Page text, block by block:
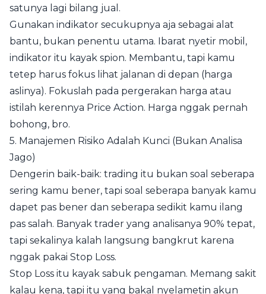
satunya lagi bilang jual.
Gunakan indikator secukupnya aja sebagai alat
bantu, bukan penentu utama. Ibarat nyetir mobil,
indikator itu kayak spion. Membantu, tapi kamu
tetep harus fokus lihat jalanan di depan (harga
aslinya). Fokuslah pada pergerakan harga atau
istilah kerennya Price Action. Harga nggak pernah
bohong, bro.
5. Manajemen Risiko Adalah Kunci (Bukan Analisa
Jago)
Dengerin baik-baik: trading itu bukan soal seberapa
sering kamu bener, tapi soal seberapa banyak kamu
dapet pas bener dan seberapa sedikit kamu ilang
pas salah. Banyak trader yang analisanya 90% tepat,
tapi sekalinya kalah langsung bangkrut karena
nggak pakai Stop Loss.
Stop Loss itu kayak sabuk pengaman. Memang sakit
kalau kena, tapi itu yang bakal nyelametin akun